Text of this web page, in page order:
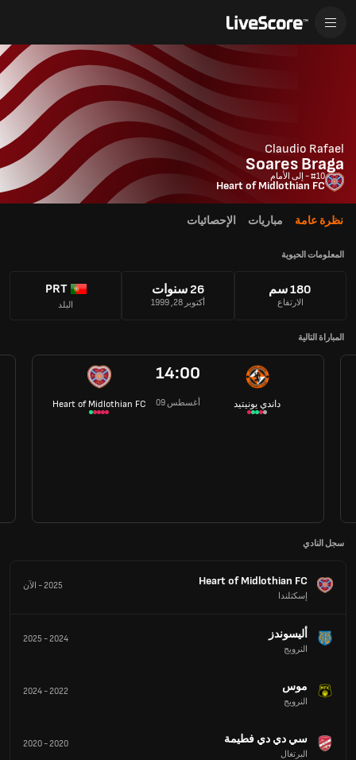
Claudio Rafael
Soares Braga
#10 - إلى الأمام
Heart of Midlothian FC
نظرة عامة مباريات الإحصائيات
المعلومات الحيوية
180 سم
الارتفاع
26 سنوات
أكتوبر 28, 1999
PRT
البلد
المباراة التالية
Heart of Midlothian FC
14:00
09 أغسطس داندي يونيتيد
سجل النادي
Heart of Midlothian FC
إسكتلندا
2025
- الآن
أليسوندز
النرويج
2024
-
2025
موس
النرويج
2022
-
2024
سي دي دي فطيمة
البرتغال
2020
-
2020